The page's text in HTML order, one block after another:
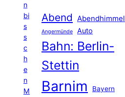
n
bi
s
s
c
h
e
n
M
Abend Abendhimmel
Angermünde Auto
Bahn: Berlin-
Stettin
Barnim Bayern